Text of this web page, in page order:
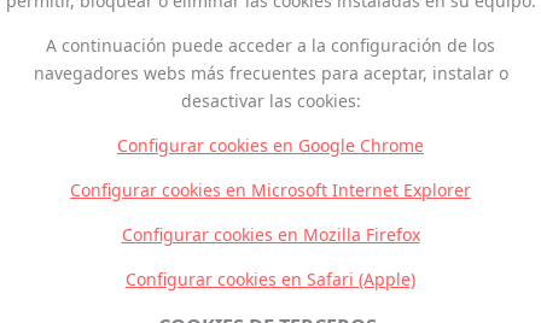
A continuación puede acceder a la configuración de los
navegadores webs más frecuentes para aceptar, instalar o
desactivar las cookies:
Configurar cookies en Google Chrome
Configurar cookies en Microsoft Internet Explorer
Configurar cookies en Mozilla Firefox
Configurar cookies en Safari (Apple)